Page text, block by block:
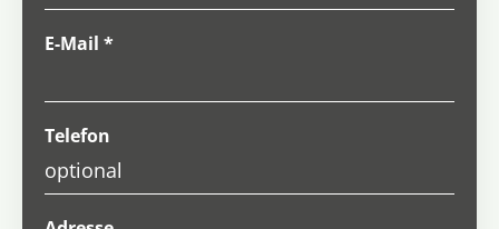
E-Mail*
Telefon